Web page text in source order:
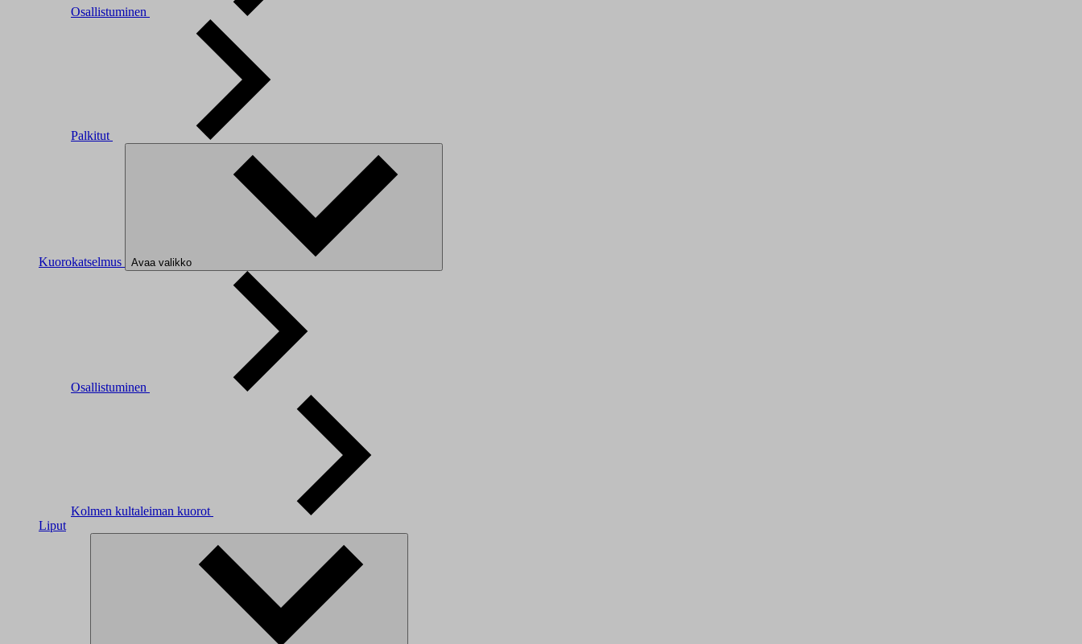
Osallistuminen
Palkitut
Kuorokatselmus Avaa valikko
Osallistuminen
Kolmen kultaleiman kuorot
Liput